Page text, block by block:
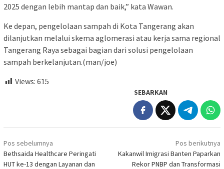
2025 dengan lebih mantap dan baik,” kata Wawan.
Ke depan, pengelolaan sampah di Kota Tangerang akan
dilanjutkan melalui skema aglomerasi atau kerja sama regional
Tangerang Raya sebagai bagian dari solusi pengelolaan
sampah berkelanjutan.(man/joe)
Views: 615
SEBARKAN
Navigasi
pos
Pos sebelumnya
Bethsaida Healthcare Peringati
HUT ke-13 dengan Layanan dan
Pos berikutnya
Kakanwil Imigrasi Banten Paparkan
Rekor PNBP dan Transformasi